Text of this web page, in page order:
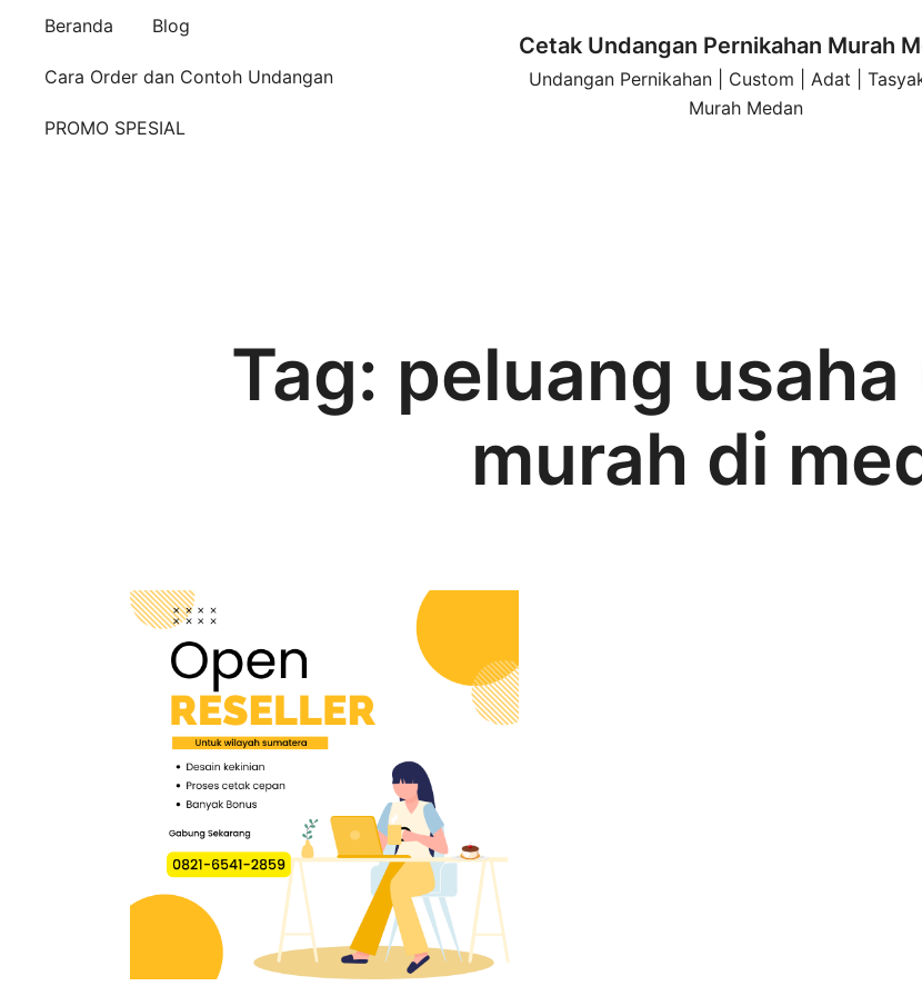
Beranda Blog
Cara Order dan Contoh Undangan
PROMO SPESIAL
Cetak Undangan Pernikahan Murah
Undangan Pernikahan | Custom | Adat |
Murah Medan
Tag: peluang
murah di